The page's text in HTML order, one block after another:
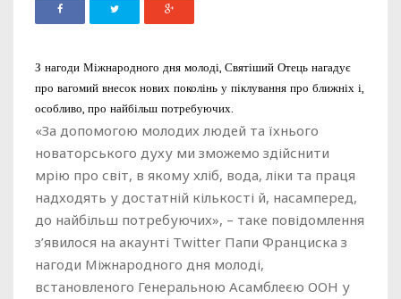
З нагоди Міжнародного дня молоді, Святіший Отець нагадує
про вагомий внесок нових поколінь у піклування про ближніх і,
особливо, про найбільш потребуючих.
«За допомогою молодих людей та їхнього
новаторського духу ми зможемо здійснити
мрію про світ, в якому хліб, вода, ліки та праця
надходять у достатній кількості й, насамперед,
до найбільш потребуючих», – таке повідомлення
з’явилося на акаунті Twitter Папи Франциска з
нагоди Міжнародного дня молоді,
встановленого Генеральною Асамблеєю ООН у